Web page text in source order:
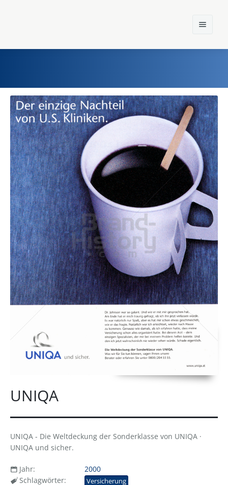
Home
Einst und Heute
Marken
Konzerne
Epoche
UNIQA
UNIQA - Die Weltdeckung der Sonderklasse von UNIQA ·
UNIQA und sicher.
Jahr:
2000
Schlagwörter:
Versicherung